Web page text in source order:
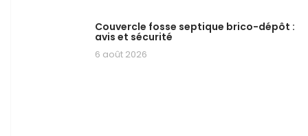
Couvercle fosse septique brico-dépôt :
avis et sécurité
6 août 2026